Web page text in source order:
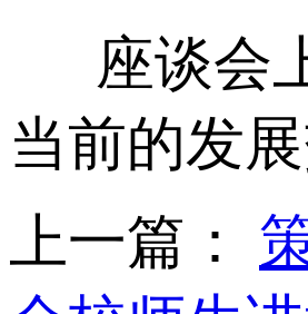
座谈会
当前的发
上一篇：